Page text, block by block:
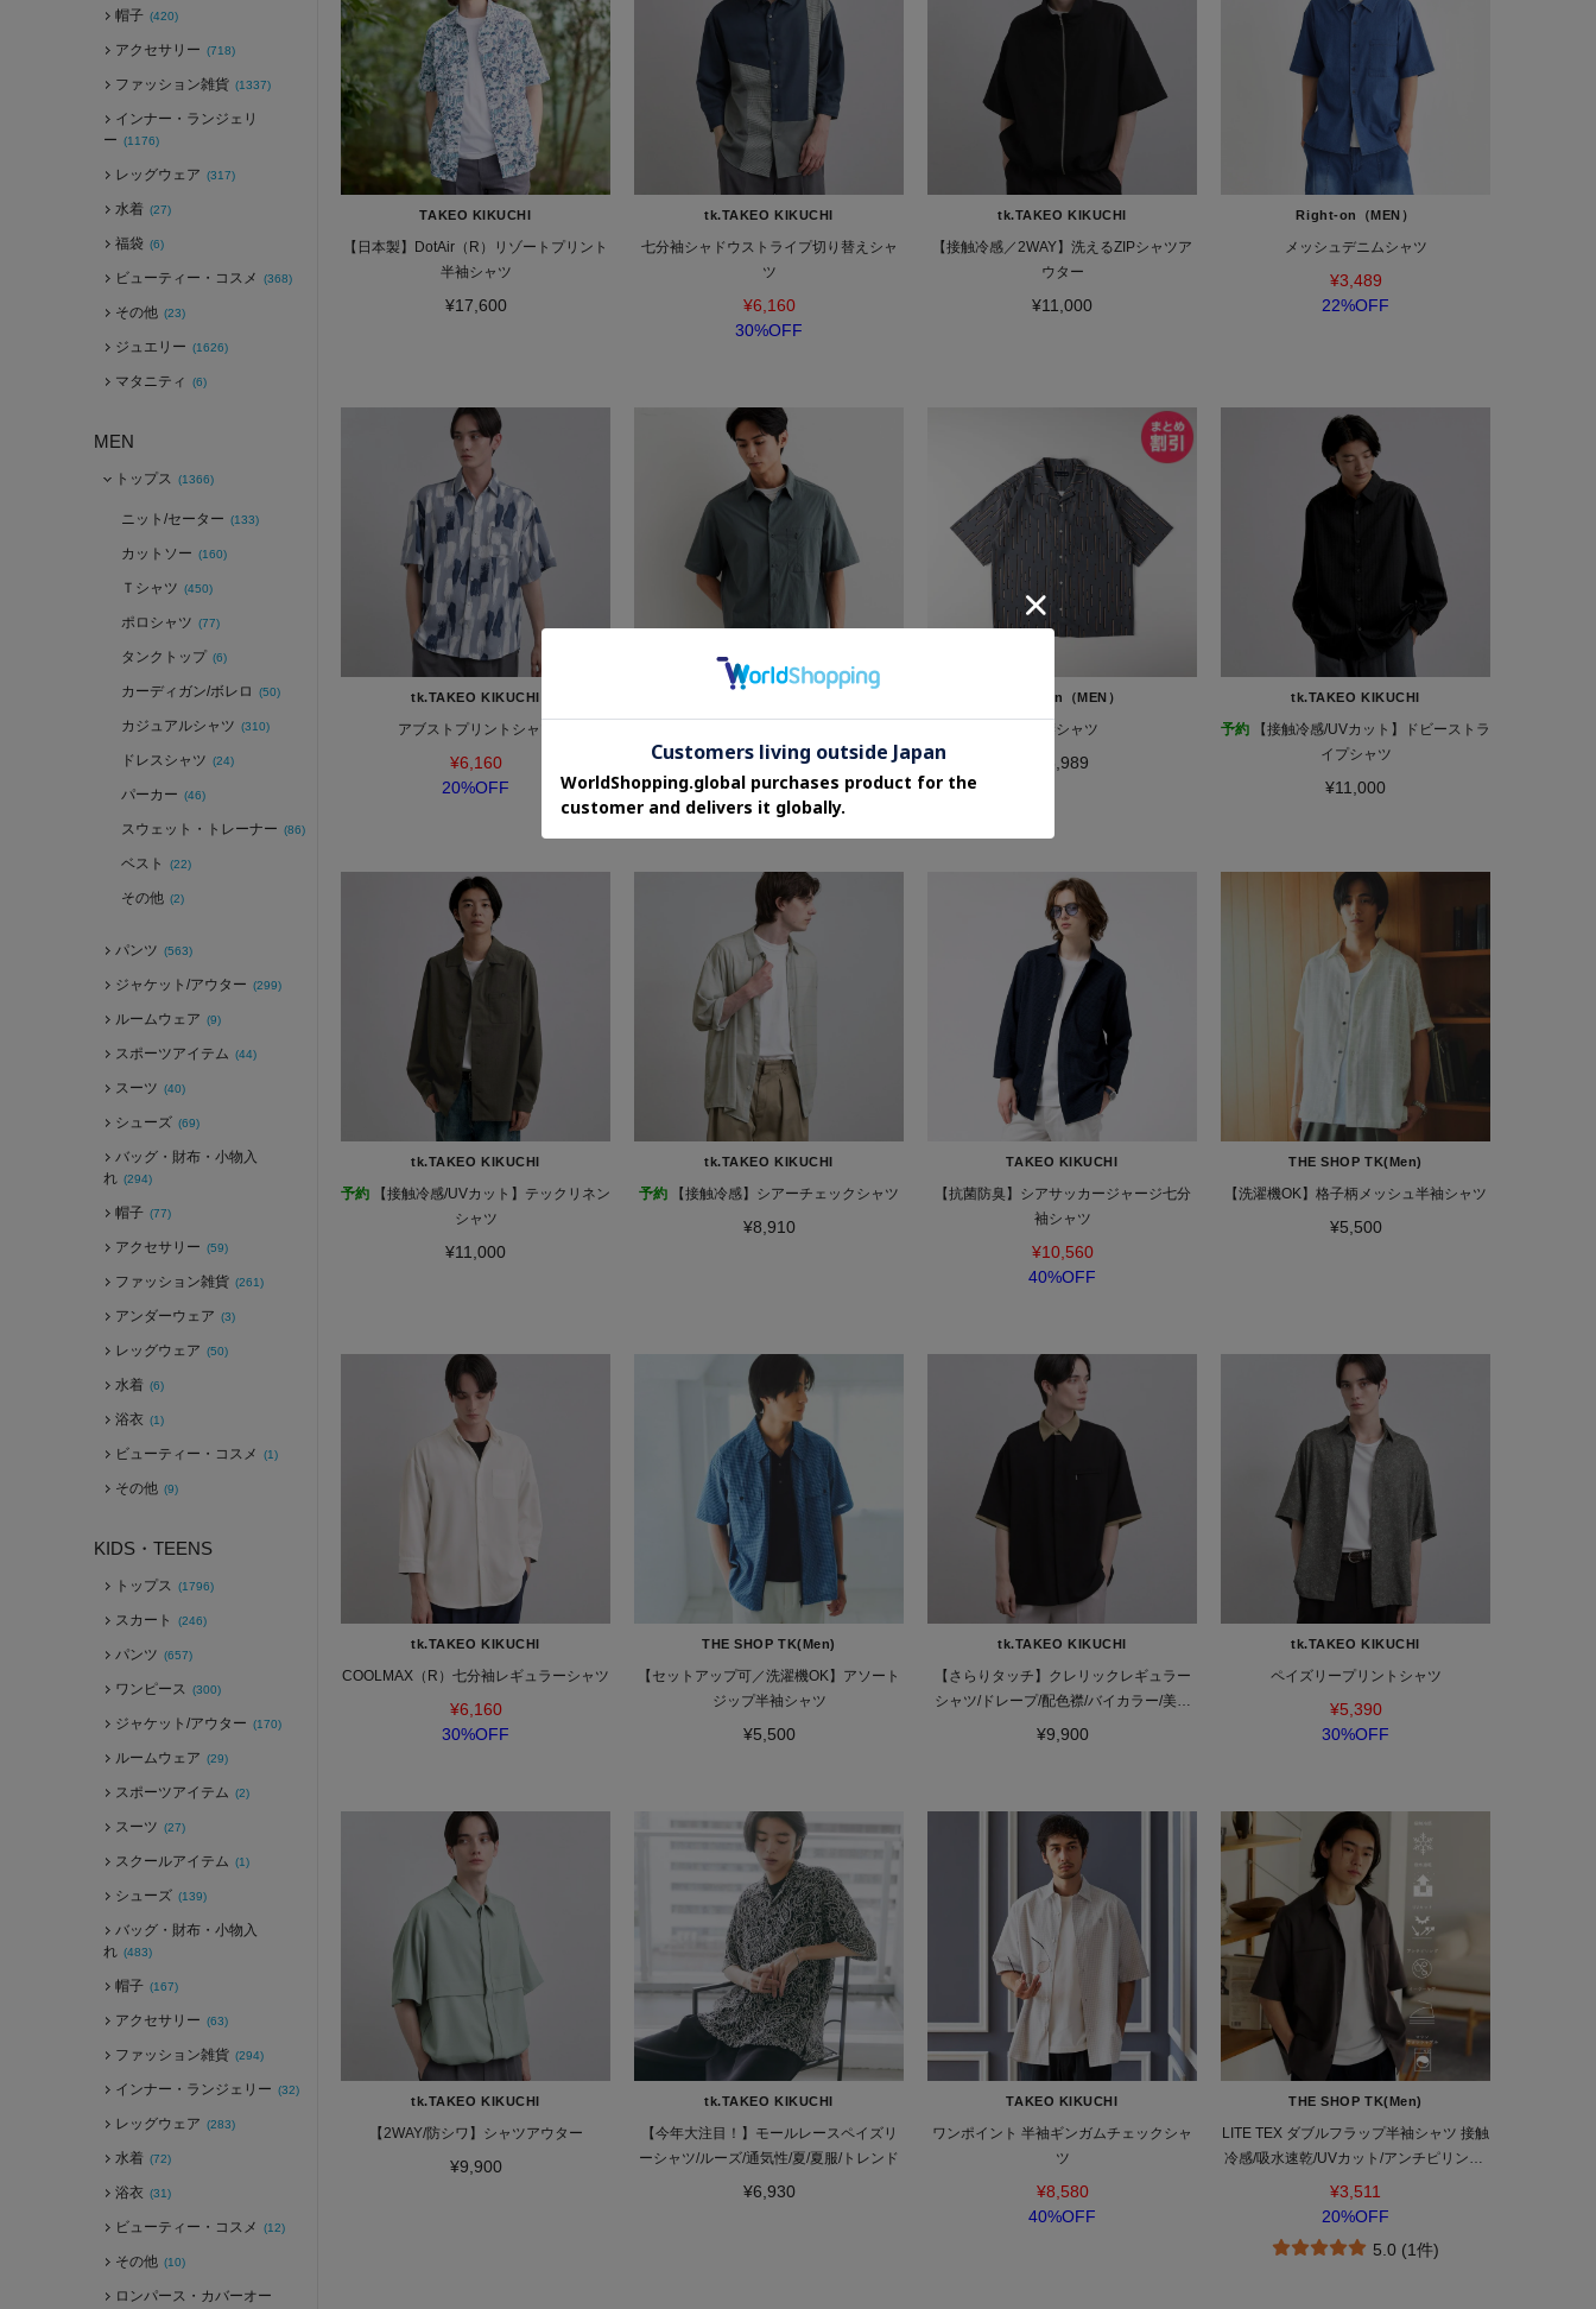
帽子 (420)
アクセサリー (718)
ファッション雑貨 (1337)
インナー・ランジェリ
ー (1176)
レッグウェア (317)
水着 (27)
福袋 (6)
ビューティー・コスメ (368)
その他 (23)
ジュエリー (1626)
マタニティ (6)
MEN
トップス (1366)
ニット/セーター (133)
カットソー (160)
Ｔシャツ (450)
ポロシャツ (77)
タンクトップ (6)
カーディガン/ボレロ (50)
カジュアルシャツ (310)
ドレスシャツ (24)
パーカー (46)
スウェット・トレーナー (86)
ベスト (22)
その他 (2)
パンツ (563)
ジャケット/アウター (299)
ルームウェア (9)
スポーツアイテム (44)
スーツ (40)
シューズ (69)
バッグ・財布・小物入
れ (294)
帽子 (77)
アクセサリー (59)
ファッション雑貨 (261)
アンダーウェア (3)
レッグウェア (50)
水着 (6)
浴衣 (1)
ビューティー・コスメ (1)
その他 (9)
KIDS・TEENS
トップス (1796)
スカート (246)
パンツ (657)
ワンピース (300)
ジャケット/アウター (170)
ルームウェア (29)
スポーツアイテム (2)
スーツ (27)
スクールアイテム (1)
シューズ (139)
バッグ・財布・小物入
れ (483)
帽子 (167)
アクセサリー (63)
ファッション雑貨 (294)
インナー・ランジェリー (32)
レッグウェア (283)
水着 (72)
浴衣 (31)
ビューティー・コスメ (12)
その他 (10)
ロンパース・カバーオー
TAKEO KIKUCHI
【日本製】DotAir（R）リゾートプリント
半袖シャツ
¥17,600
tk.TAKEO KIKUCHI
七分袖シャドウストライプ切り替えシャ
ツ
¥6,160
30%OFF
tk.TAKEO KIKUCHI
【接触冷感／2WAY】洗えるZIPシャツア
ウター
¥11,000
Right-on（MEN）
メッシュデニムシャツ
¥3,489
22%OFF
tk.TAKEO KIKUCHI
アブストプリントシャツ
¥6,160
20%OFF
イロンストレッチ半袖シャツ
¥5,500
Right-on（MEN）
開襟シャツ
¥3,989
tk.TAKEO KIKUCHI
予約
【接触冷感/UVカット】ドビーストラ
イプシャツ
¥11,000
tk.TAKEO KIKUCHI
予約
【接触冷感/UVカット】テックリネン
シャツ
¥11,000
tk.TAKEO KIKUCHI
予約 【接触冷感】シアーチェックシャツ
¥8,910
TAKEO KIKUCHI
【抗菌防臭】シアサッカージャージ七分
袖シャツ
¥10,560
40%OFF
THE SHOP TK(Men)
【洗濯機OK】格子柄メッシュ半袖シャツ
¥5,500
tk.TAKEO KIKUCHI
COOLMAX（R）七分袖レギュラーシャツ
¥6,160
30%OFF
THE SHOP TK(Men)
【セットアップ可／洗濯機OK】アソート
ジップ半袖シャツ
¥5,500
tk.TAKEO KIKUCHI
【さらりタッチ】クレリックレギュラー
シャツ/ドレープ/配色襟/バイカラー/美シ
ルエット/夏服
¥9,900
tk.TAKEO KIKUCHI
ペイズリープリントシャツ
¥5,390
30%OFF
tk.TAKEO KIKUCHI
【2WAY/防シワ】シャツアウター
¥9,900
tk.TAKEO KIKUCHI
【今年大注目！】モールレースペイズリ
ーシャツ/ルーズ/通気性/夏/夏服/トレンド
¥6,930
TAKEO KIKUCHI
ワンポイント 半袖ギンガムチェックシャ
ツ
¥8,580
40%OFF
THE SHOP TK(Men)
LITE TEX ダブルフラップ半袖シャツ 接触
冷感/吸水速乾/UVカット/アンチピリング/
イージーケア/洗濯機OK/セットアップ可
¥3,511
20%OFF
5.0 (1件)